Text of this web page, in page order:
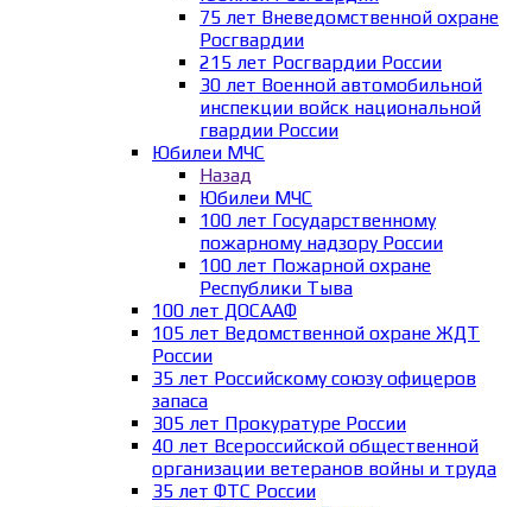
75 лет Вневедомственной охране
Росгвардии
215 лет Росгвардии России
30 лет Военной автомобильной
инспекции войск национальной
гвардии России
Юбилеи МЧС
Назад
Юбилеи МЧС
100 лет Государственному
пожарному надзору России
100 лет Пожарной охране
Республики Тыва
100 лет ДОСААФ
105 лет Ведомственной охране ЖДТ
России
35 лет Российскому союзу офицеров
запаса
305 лет Прокуратуре России
40 лет Всероссийской общественной
организации ветеранов войны и труда
35 лет ФТС России